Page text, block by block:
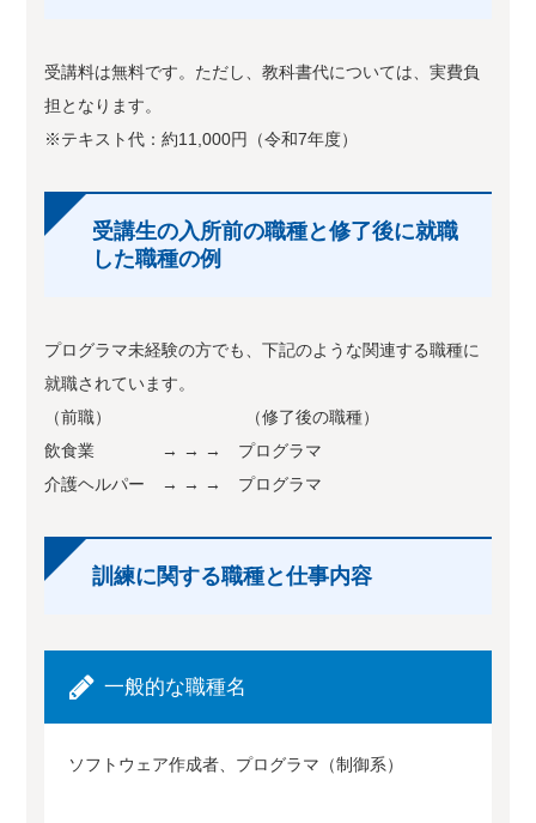
受講料は無料です。ただし、教科書代については、実費負
担となります。
※テキスト代：約11,000円（令和7年度）
受講生の入所前の職種と修了後に就職
した職種の例
プログラマ未経験の方でも、下記のような関連する職種に
就職されています。
（前職） （修了後の職種）
飲食業 → → → プログラマ
介護ヘルパー → → → プログラマ
訓練に関する職種と仕事内容
一般的な職種名
ソフトウェア作成者、プログラマ（制御系）